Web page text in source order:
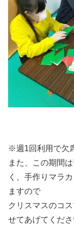
※週1回利用で欠
また、この期間
く、手作りマラ
ますので
クリスマスのコ
せてあげてくださ